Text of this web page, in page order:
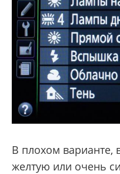
В плохом варианте,
желтую или очень